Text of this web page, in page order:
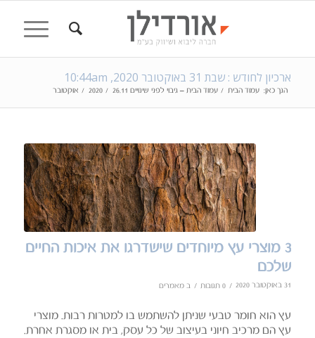
ארכיון לחודש : שבת 31 באוקטובר 2020, 10:44am
הנך כאן: עמוד הבית / עמוד הבית – גיבוי לפני שינויים 26.11 /
2020
/ אוקטובר
3 מוצרי עץ מיוחדים שישדרגו את איכות החיים
שלכם
31 באוקטובר 2020 / 0 תגובות / ב מאמרים
עץ הוא חומר טבעי שניתן להשתמש בו למטרות רבות. מוצרי
עץ הם מרכיב חיוני בעיצוב של כל עסק, בית או מסגרת אחרת.